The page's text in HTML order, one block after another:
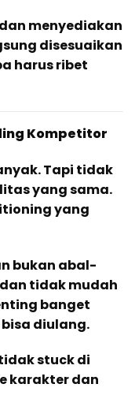
menyediakan
disesuaikan
harus ribet
Kompetitor
Tapi tidak
yang sama.
yang
bukan abal-
tidak mudah
banget
diulang.
stuck di
karakter dan